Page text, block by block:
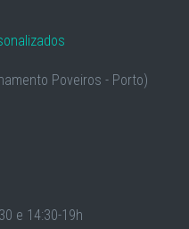
Poveiros - Porto)
e 14:30-19h